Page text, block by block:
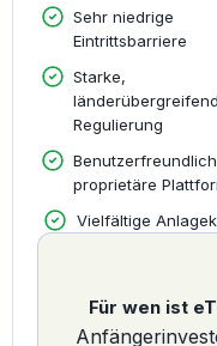
Sehr niedrige
Eintrittsbarriere
Starke,
Regulierung
proprietäre
Vielfältige
Für wen ist